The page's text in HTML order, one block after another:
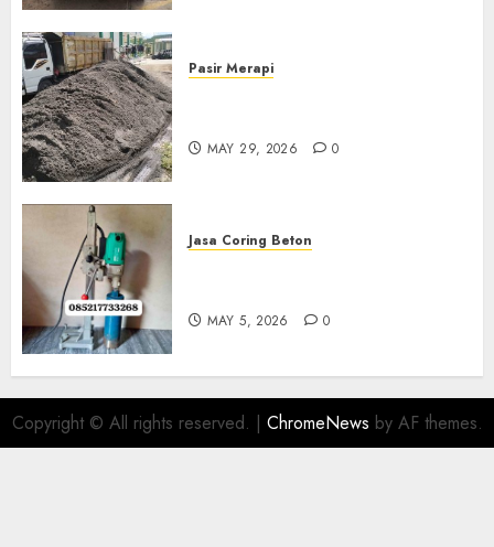
Pasir Merapi
MAY 29, 2026 0
Jasa Coring Beton
MAY 5, 2026 0
Copyright © All rights reserved. | ChromeNews by AF themes.